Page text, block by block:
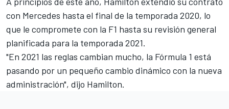
con Mercedes hasta el final de la temporada 2020, lo
que le compromete con la F1 hasta su revisión general
planificada para la temporada 2021.
"En 2021 las reglas cambian mucho, la Fórmula 1 está
pasando por un pequeño cambio dinámico con la nueva
administración", dijo Hamilton.